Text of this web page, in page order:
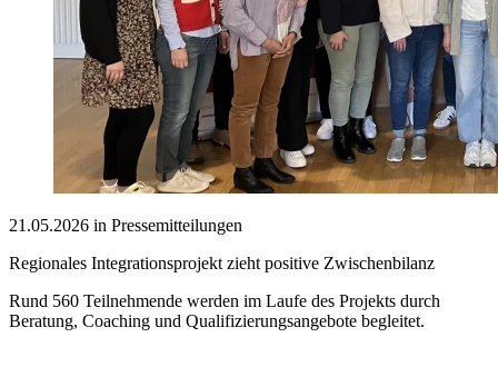
21.05.2026 in Pressemitteilungen
Regionales Integrationsprojekt zieht positive Zwischenbilanz
Rund 560 Teilnehmende werden im Laufe des Projekts durch
Beratung, Coaching und Qualifizierungsangebote begleitet.